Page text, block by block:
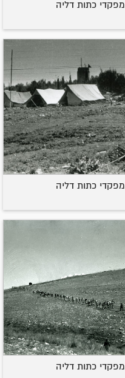
מפקדי כתות דליה
מפקדי כתות דליה
מפקדי כתות דליה